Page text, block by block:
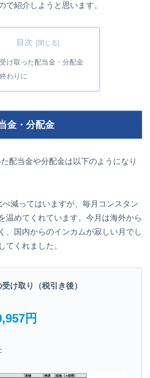
で紹介しようと思います。
目次
受け取った配当金・分配金
終わりに
金・分配金
配当金や分配金は以下のようになり
減ってはいますが、毎月コンスタン
温めてくれています。今月は海外から
、国内からのインカムが寂しい月でし
てくれました。
け取り（税引き後）
円